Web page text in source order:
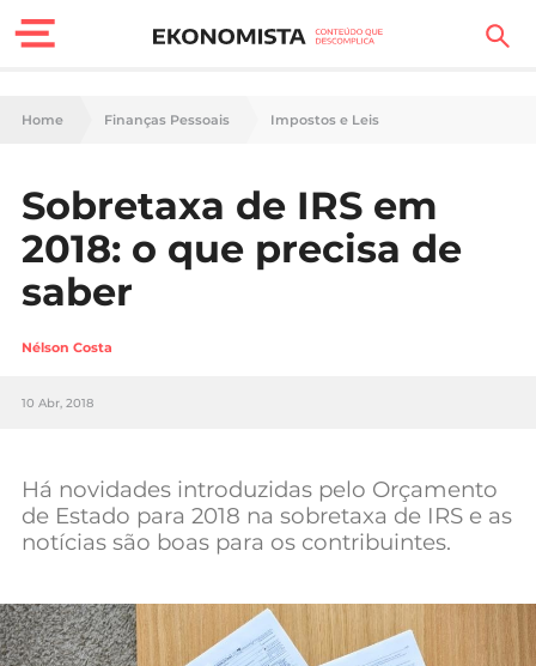
Finanças Pessoais
Carreira
Casa
Lifestyle
Sociedade
Negócios
Mundial 2026
Home Finanças Pessoais Impostos e Leis
Sobretaxa de IRS em
2018: o que precisa de
saber
Nélson Costa
10 Abr, 2018
Há novidades introduzidas pelo Orçamento
de Estado para 2018 na sobretaxa de IRS e as
notícias são boas para os contribuintes.